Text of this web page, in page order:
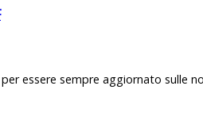
essere sempre aggiornato sulle